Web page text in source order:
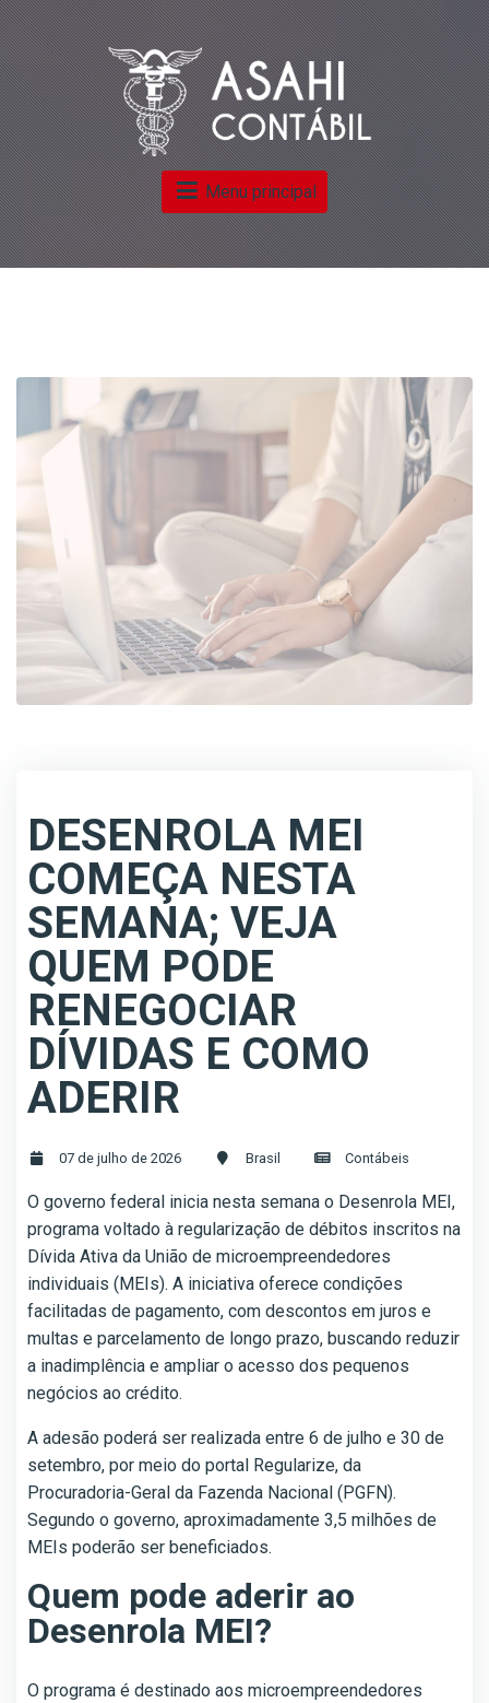
Menu principal
DESENROLA MEI
COMEÇA NESTA
SEMANA; VEJA
QUEM PODE
RENEGOCIAR
DÍVIDAS E COMO
ADERIR
07 de julho de 2026 Brasil Contábeis
O governo federal inicia nesta semana o Desenrola MEI,
programa voltado à regularização de débitos inscritos na
Dívida Ativa da União de microempreendedores
individuais (MEIs). A iniciativa oferece condições
facilitadas de pagamento, com descontos em juros e
multas e parcelamento de longo prazo, buscando reduzir
a inadimplência e ampliar o acesso dos pequenos
negócios ao crédito.
A adesão poderá ser realizada entre 6 de julho e 30 de
setembro, por meio do portal Regularize, da
Procuradoria-Geral da Fazenda Nacional (PGFN).
Segundo o governo, aproximadamente 3,5 milhões de
MEIs poderão ser beneficiados.
Quem pode aderir ao
Desenrola MEI?
O programa é destinado aos microempreendedores